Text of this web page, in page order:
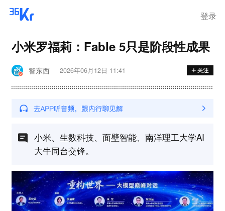
登录
小米罗福莉：Fable 5只是阶段性成果
智东西 2026年06月12日 11:41
小米、生数科技、面壁智能、南洋理工大学AI
大牛同台交锋。